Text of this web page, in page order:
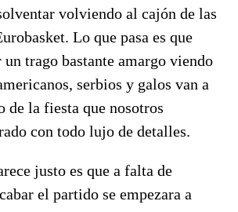
volviendo al cajón de las
Lo que pasa es que
un trago bastante amargo viendo
serbios y galos van a
de la fiesta que nosotros
con todo lujo de detalles.
justo es que a falta de
el partido se empezara a